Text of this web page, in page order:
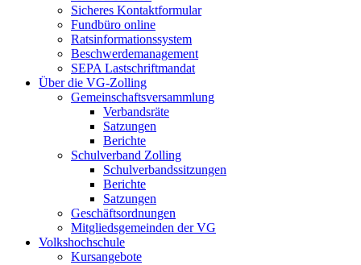
Sicheres Kontaktformular
Fundbüro online
Ratsinformationssystem
Beschwerdemanagement
SEPA Lastschriftmandat
Über die VG-Zolling
Gemeinschaftsversammlung
Verbandsräte
Satzungen
Berichte
Schulverband Zolling
Schulverbandssitzungen
Berichte
Satzungen
Geschäftsordnungen
Mitgliedsgemeinden der VG
Volkshochschule
Kursangebote